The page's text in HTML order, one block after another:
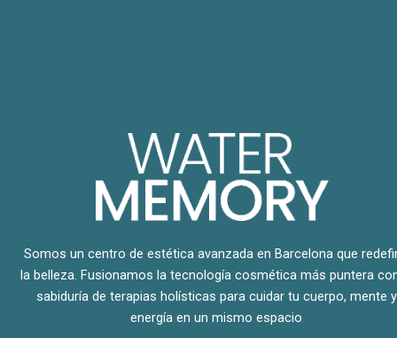
Somos un centro de estética avanzada en Barcelona que
la belleza. Fusionamos la tecnología cosmética más puntera
sabiduría de terapias holísticas para cuidar tu cuerpo, mente y
energía en un mismo espacio